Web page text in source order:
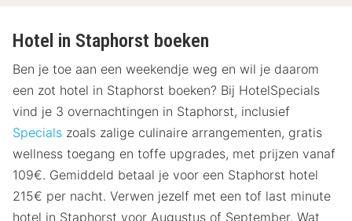
Hotel in Staphorst boeken
Ben je toe aan een weekendje weg en wil je daarom
een zot hotel in Staphorst boeken? Bij HotelSpecials
vind je 3 overnachtingen in Staphorst, inclusief
Specials zoals zalige culinaire arrangementen, gratis
wellness toegang en toffe upgrades, met prijzen vanaf
109€. Gemiddeld betaal je voor een Staphorst hotel
215€ per nacht. Verwen jezelf met een tof last minute
hotel in Staphorst voor Augustus of September. Wat